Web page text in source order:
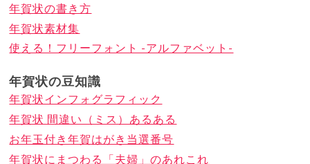
年賀状の書き方
年賀状素材集
使える！フリーフォント -アルファベット-
年賀状の豆知識
年賀状インフォグラフィック
年賀状 間違い（ミス）あるある
お年玉付き年賀はがき当選番号
年賀状にまつわる「夫婦」のあれこれ